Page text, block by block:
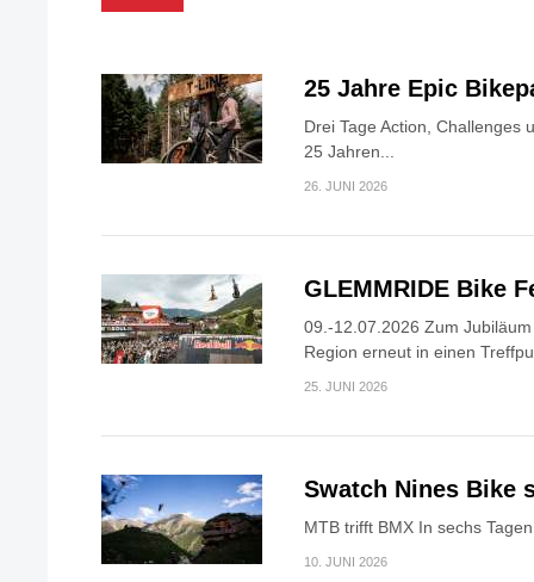
25 Jahre Epic
Drei Tage Action, Challenges
25 Jahren...
26. JUNI 2026
GLEMMRIDE Bike
09.-12.07.2026 Zum
Region erneut in einen
25. JUNI 2026
Swatch Nines Bike
MTB trifft BMX In sechs
10. JUNI 2026